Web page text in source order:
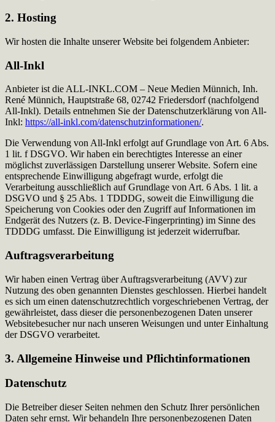
2. Hosting
Wir hosten die Inhalte unserer Website bei folgendem Anbieter:
All-Inkl
Anbieter ist die ALL-INKL.COM – Neue Medien Münnich, Inh.
René Münnich, Hauptstraße 68, 02742 Friedersdorf (nachfolgend
All-Inkl). Details entnehmen Sie der Datenschutzerklärung von All-
Inkl: https://all-inkl.com/datenschutzinformationen/.
Die Verwendung von All-Inkl erfolgt auf Grundlage von Art. 6 Abs.
1 lit. f DSGVO. Wir haben ein berechtigtes Interesse an einer
möglichst zuverlässigen Darstellung unserer Website. Sofern eine
entsprechende Einwilligung abgefragt wurde, erfolgt die
Verarbeitung ausschließlich auf Grundlage von Art. 6 Abs. 1 lit. a
DSGVO und § 25 Abs. 1 TDDDG, soweit die Einwilligung die
Speicherung von Cookies oder den Zugriff auf Informationen im
Endgerät des Nutzers (z. B. Device-Fingerprinting) im Sinne des
TDDDG umfasst. Die Einwilligung ist jederzeit widerrufbar.
Auftragsverarbeitung
Wir haben einen Vertrag über Auftragsverarbeitung (AVV) zur
Nutzung des oben genannten Dienstes geschlossen. Hierbei handelt
es sich um einen datenschutzrechtlich vorgeschriebenen Vertrag, der
gewährleistet, dass dieser die personenbezogenen Daten unserer
Websitebesucher nur nach unseren Weisungen und unter Einhaltung
der DSGVO verarbeitet.
3. Allgemeine Hinweise und Pflicht­informationen
Datenschutz
Die Betreiber dieser Seiten nehmen den Schutz Ihrer persönlichen
Daten sehr ernst. Wir behandeln Ihre personenbezogenen Daten